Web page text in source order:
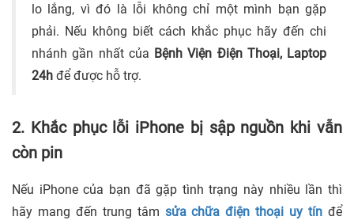
lo lắng, vì đó là lỗi không chỉ một mình bạn gặp
phải. Nếu không biết cách khắc phục hãy đến chi
nhánh gần nhất của Bệnh Viện Điện Thoại, Laptop
24h để được hỗ trợ.
2. Khắc phục lỗi iPhone bị sập nguồn khi vẫn
còn pin
Nếu iPhone của bạn đã gặp tình trạng này nhiều lần thì
hãy mang đến trung tâm sửa chữa điện thoại uy tín để